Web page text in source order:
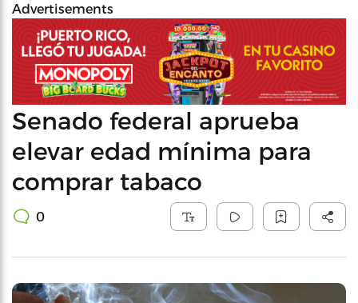
Advertisements
Senado federal aprueba
elevar edad mínima para
comprar tabaco
0